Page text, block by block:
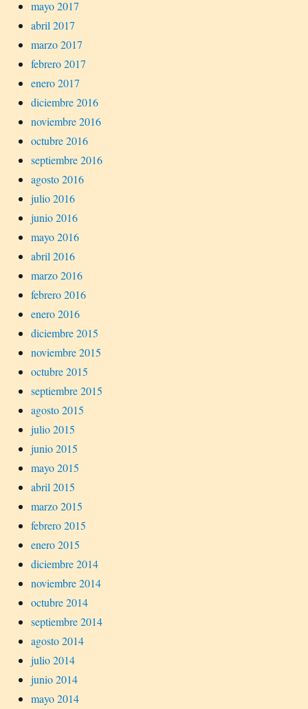
mayo 2017
abril 2017
marzo 2017
febrero 2017
enero 2017
diciembre 2016
noviembre 2016
octubre 2016
septiembre 2016
agosto 2016
julio 2016
junio 2016
mayo 2016
abril 2016
marzo 2016
febrero 2016
enero 2016
diciembre 2015
noviembre 2015
octubre 2015
septiembre 2015
agosto 2015
julio 2015
junio 2015
mayo 2015
abril 2015
marzo 2015
febrero 2015
enero 2015
diciembre 2014
noviembre 2014
octubre 2014
septiembre 2014
agosto 2014
julio 2014
junio 2014
mayo 2014